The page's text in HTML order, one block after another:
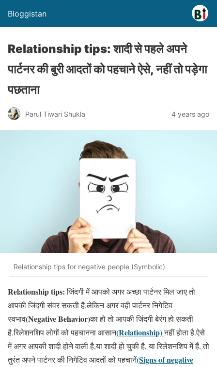
Bloggistan
Relationship tips: शादी से पहले अपने
पार्टनर की बुरी आदतों को पहचाने ऐसे, नहीं तो पड़ेगा
पछताना
Parul Tiwari Shukla 4 years ago
Relationship tips for negative people (Symbolic)
Relationship tips:जिंदगी में आपको अगर अच्छा पार्टनर मिल जाए तो
आपकी जिंदगी संवर सकती है.लेकिन अगर वही पार्टनर निगेटिव
स्वभाव(Negative Behavior)का हो तो आपकी जिंदगी बेरंग हो सकती
है.रिलेशनशिप लोगों को पहचानना आसान(Relationship)नहीं होता है.ऐसे
में अगर आपकी शादी होने वाली है,या शादी हो चुकी है, या रिलेशनशिप में हैं, तो
तुरंत अपने पार्टनर की निगेटिव आदतों को पहचानें(Signs of negative